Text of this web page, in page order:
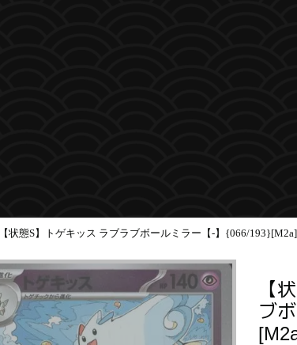
【状態S】トゲキッス ラブラブボールミラー【-】{066/193}[M2a]
【
ブ